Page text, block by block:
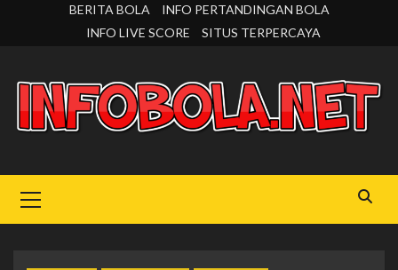
BERITA BOLA
INFO PERTANDINGAN BOLA
INFO LIVE SCORE
SITUS TERPERCAYA
Menu